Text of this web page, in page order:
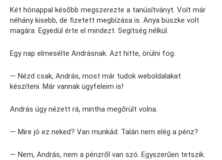
Két hónappal később megszerezte a tanúsítványt. Volt már
néhány kisebb, de fizetett megbízása is. Anya büszke volt
magára. Egyedül érte el mindezt. Segítség nélkül.
Egy nap elmesélte Andrásnak. Azt hitte, örülni fog.
— Nézd csak, András, most már tudok weboldalakat
készíteni. Már vannak ügyfeleim is!
András úgy nézett rá, mintha megőrült volna.
— Mire jó ez neked? Van munkád. Talán nem elég a pénz?
— Nem, András, nem a pénzről van szó. Egyszerűen tetszik.